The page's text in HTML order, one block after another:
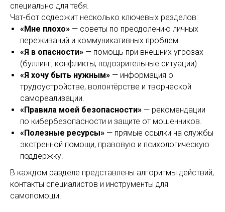
специально для тебя.
Чат-бот содержит несколько ключевых разделов:
«Мне плохо» — советы по преодолению личных
переживаний и коммуникативных проблем.
«Я в опасности» — помощь при внешних угрозах
(буллинг, конфликты, подозрительные ситуации).
«Я хочу быть нужным» — информация о
трудоустройстве, волонтёрстве и творческой
самореализации.
«Правила моей безопасности» — рекомендации
по кибербезопасности и защите от мошенников.
«Полезные ресурсы» — прямые ссылки на службы
экстренной помощи, правовую и психологическую
поддержку.
В каждом разделе представлены алгоритмы действий,
контакты специалистов и инструменты для
самопомощи.